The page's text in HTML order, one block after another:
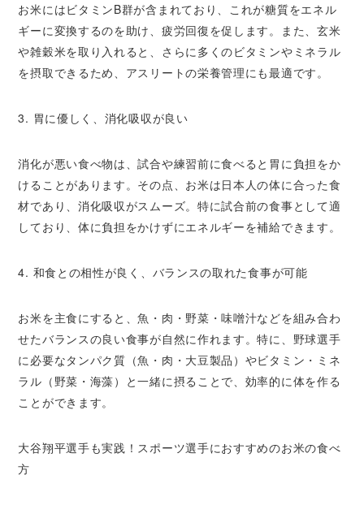
お米にはビタミンB群が含まれており、これが糖質をエネル
ギーに変換するのを助け、疲労回復を促します。また、玄米
や雑穀米を取り入れると、さらに多くのビタミンやミネラル
を摂取できるため、アスリートの栄養管理にも最適です。
3. 胃に優しく、消化吸収が良い
消化が悪い食べ物は、試合や練習前に食べると胃に負担をか
けることがあります。その点、お米は日本人の体に合った食
材であり、消化吸収がスムーズ。特に試合前の食事として適
しており、体に負担をかけずにエネルギーを補給できます。
4. 和食との相性が良く、バランスの取れた食事が可能
お米を主食にすると、魚・肉・野菜・味噌汁などを組み合わ
せたバランスの良い食事が自然に作れます。特に、野球選手
に必要なタンパク質（魚・肉・大豆製品）やビタミン・ミネ
ラル（野菜・海藻）と一緒に摂ることで、効率的に体を作る
ことができます。
大谷翔平選手も実践！スポーツ選手におすすめのお米の食べ
方